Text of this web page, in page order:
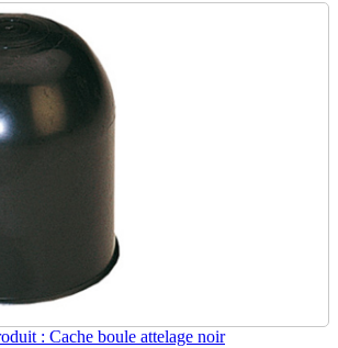
: Cache boule attelage noir